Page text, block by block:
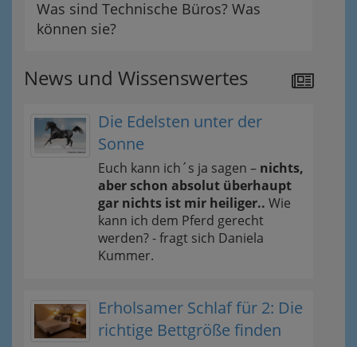
Was sind Technische Büros? Was
können sie?
News und Wissenswertes
Die Edelsten unter der
Sonne
Euch kann ich´s ja sagen – nichts,
aber schon absolut überhaupt
gar nichts ist mir heiliger.. Wie
kann ich dem Pferd gerecht
werden? - fragt sich Daniela
Kummer.
Erholsamer Schlaf für 2: Die
richtige Bettgröße finden